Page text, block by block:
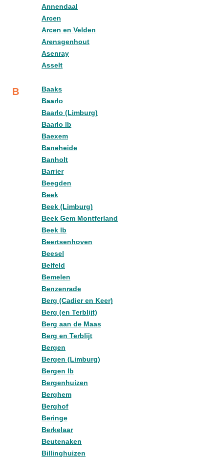
Annendaal
Arcen
Arcen en Velden
Arensgenhout
Asenray
Asselt
B
Baaks
Baarlo
Baarlo (Limburg)
Baarlo lb
Baexem
Baneheide
Banholt
Barrier
Beegden
Beek
Beek (Limburg)
Beek Gem Montferland
Beek lb
Beertsenhoven
Beesel
Belfeld
Bemelen
Benzenrade
Berg (Cadier en Keer)
Berg (en Terblijt)
Berg aan de Maas
Berg en Terblijt
Bergen
Bergen (Limburg)
Bergen lb
Bergenhuizen
Berghem
Berghof
Beringe
Berkelaar
Beutenaken
Billinghuizen